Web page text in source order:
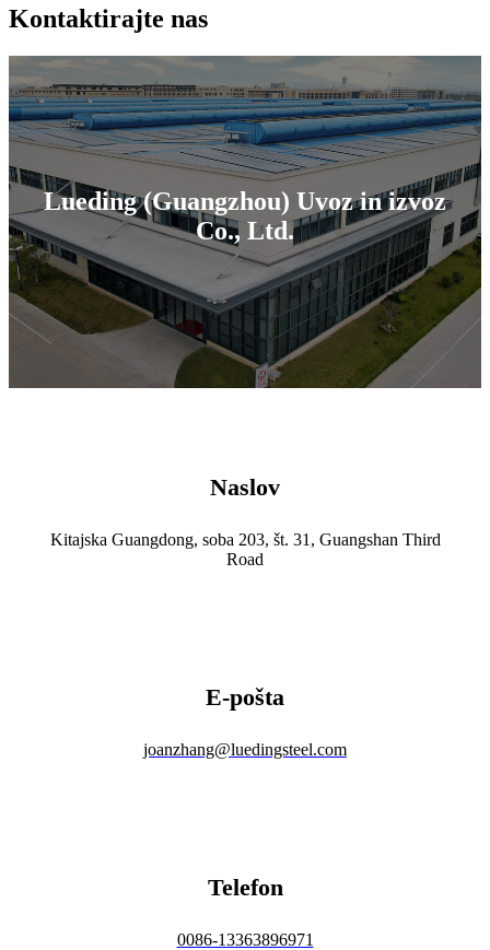
Kontaktirajte nas
Lueding (Guangzhou) Uvoz in izvoz
Co., Ltd.
Naslov
Kitajska Guangdong, soba 203, št. 31, Guangshan Third
Road
E-pošta
joanzhang@luedingsteel.com
Telefon
0086-13363896971